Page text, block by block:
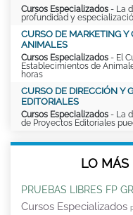
Cursos Especializados - La
profundidad y
CURSO DE MARKETING
ANIMALES
Cursos Especializados - El
Establecimientos de
horas
CURSO DE DIRECCIÓN Y
EDITORIALES
Cursos Especializados - La
de Proyectos Editoriales
LO MÁS
PRUEBAS LIBRES FP
Cursos Especializados